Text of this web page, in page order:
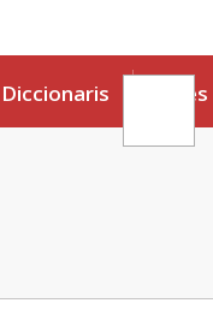
Diccionaris Eines